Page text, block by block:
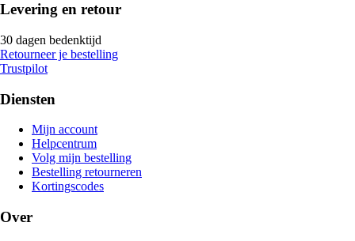
Levering en retour
30 dagen bedenktijd
Retourneer je bestelling
Trustpilot
Diensten
Mijn account
Helpcentrum
Volg mijn bestelling
Bestelling retourneren
Kortingscodes
Over